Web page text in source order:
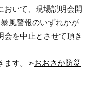
いて、現場説明会開
風警報のいずれかが
会を中止とさせて頂き
ます。➣おおさか防災